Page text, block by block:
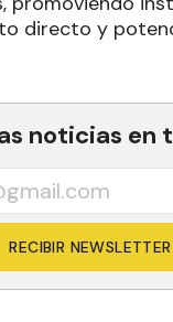
directo y
noticias en
RECIBIR NEWSLETTER